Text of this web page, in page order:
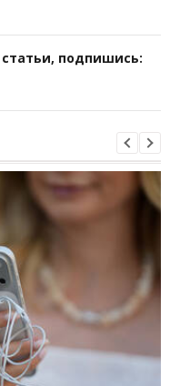
подпишись: